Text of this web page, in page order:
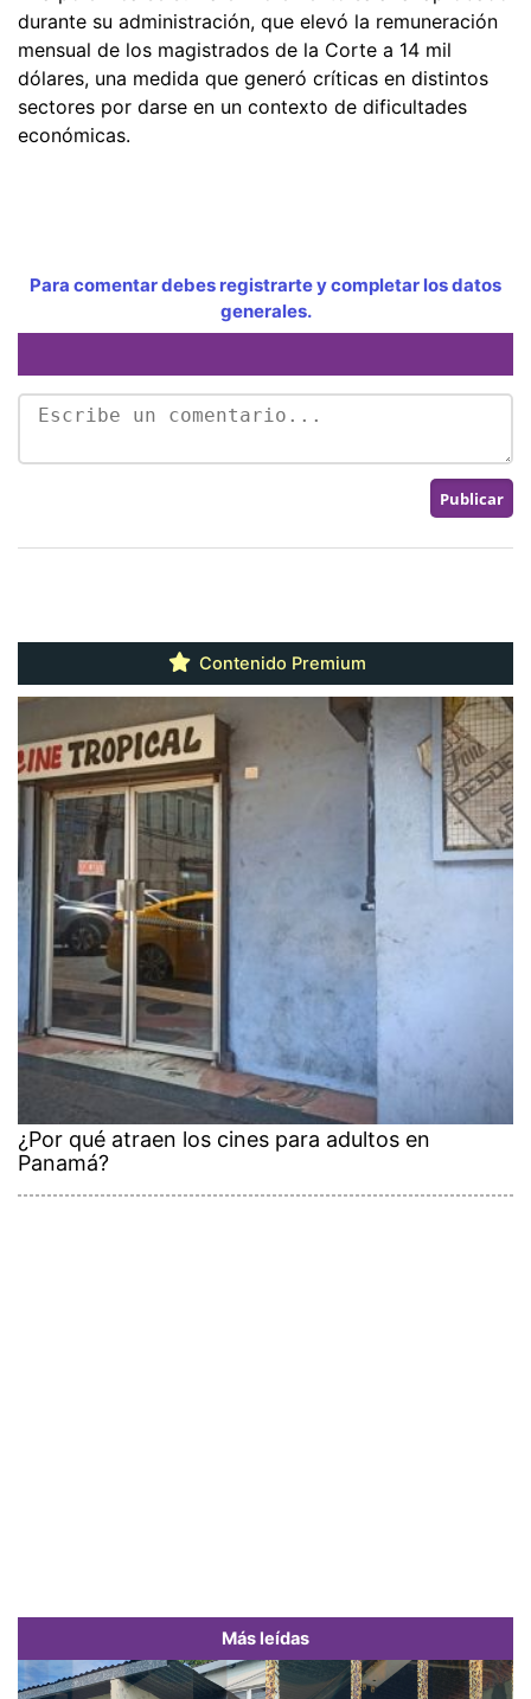
durante su administración, que elevó la remuneración
mensual de los magistrados de la Corte a 14 mil
dólares, una medida que generó críticas en distintos
sectores por darse en un contexto de dificultades
económicas.
Para comentar debes registrarte y completar los datos
generales.
Contenido Premium
¿Por qué atraen los cines para adultos en
Panamá?
Más leídas